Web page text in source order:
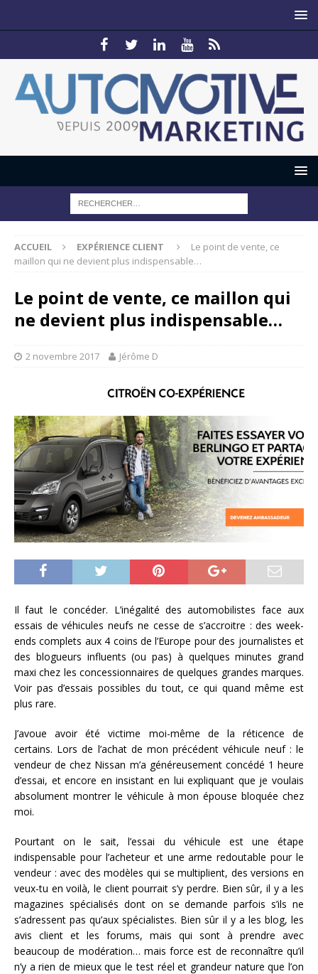
ACCUEIL EXPÉRIENCE CLIENT
Le point de vente, ce
maillon qui ne devient plus indispensable…
Le point de vente, ce maillon qui
ne devient plus indispensable…
2 novembre 2017 Jérôme D
Il faut le concéder. L’inégalité des automobilistes face aux
essais de véhicules neufs ne cesse de s’accroitre : des week-
ends complets aux 4 coins de l’Europe pour des journalistes et
des blogueurs influents (ou pas) à quelques minutes grand
maxi chez les concessionnaires de quelques grandes marques.
Voir pas d’essais possibles du tout, ce qui quand même est
plus rare.
J’avoue avoir été victime moi-même de la réticence de
certains. Lors de l’achat de mon précédent véhicule neuf : le
vendeur de chez Nissan m’a généreusement concédé 1 heure
d’essai, et encore en insistant en lui expliquant que je voulais
absolument montrer le véhicule à mon épouse bloquée chez
moi.
Pourtant on le sait, l’essai du véhicule est une étape
indispensable pour l’acheteur et une arme redoutable pour le
vendeur : avec des modèles qui se multiplient, des versions en
veux-tu en voilà, le client pourrait s’y perdre. Bien sûr, il y a les
magazines spécialisés dont on se demande parfois s’ils ne
s’adressent pas qu’aux spécialistes. Bien sûr il y a les blog, les
avis client et les forums, mais qui sont à prendre avec
beaucoup de modération… mais force est de reconnaître qu’il
n’y a rien de mieux que le test réel et grandeur nature que l’on